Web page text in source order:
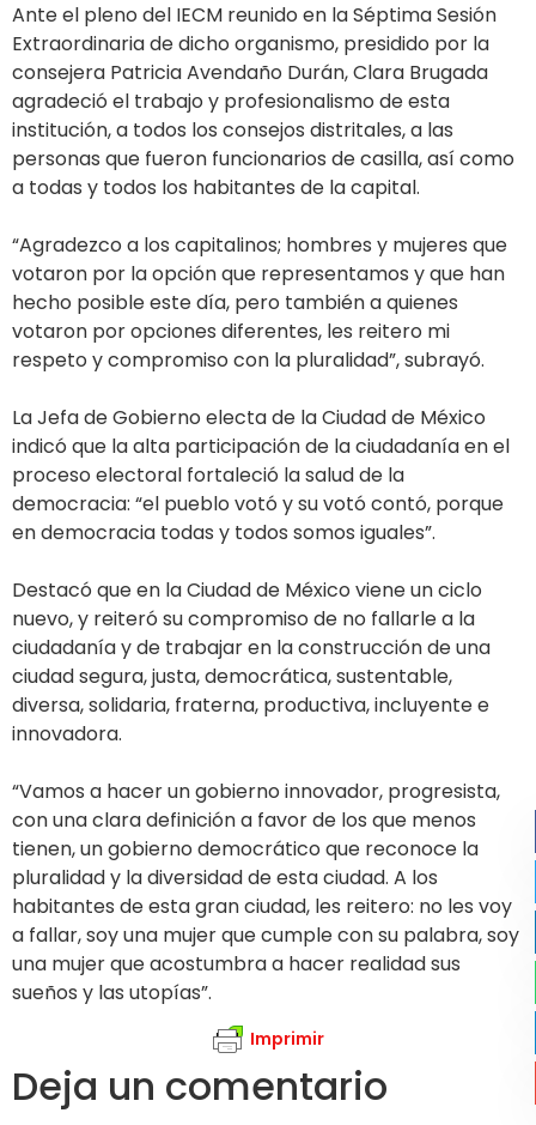
Ante el pleno del IECM reunido en la Séptima Sesión
Extraordinaria de dicho organismo, presidido por la
consejera Patricia Avendaño Durán, Clara Brugada
agradeció el trabajo y profesionalismo de esta
institución, a todos los consejos distritales, a las
personas que fueron funcionarios de casilla, así como
a todas y todos los habitantes de la capital.
“Agradezco a los capitalinos; hombres y mujeres que
votaron por la opción que representamos y que han
hecho posible este día, pero también a quienes
votaron por opciones diferentes, les reitero mi
respeto y compromiso con la pluralidad”, subrayó.
La Jefa de Gobierno electa de la Ciudad de México
indicó que la alta participación de la ciudadanía en el
proceso electoral fortaleció la salud de la
democracia: “el pueblo votó y su votó contó, porque
en democracia todas y todos somos iguales”.
Destacó que en la Ciudad de México viene un ciclo
nuevo, y reiteró su compromiso de no fallarle a la
ciudadanía y de trabajar en la construcción de una
ciudad segura, justa, democrática, sustentable,
diversa, solidaria, fraterna, productiva, incluyente e
innovadora.
“Vamos a hacer un gobierno innovador, progresista,
con una clara definición a favor de los que menos
tienen, un gobierno democrático que reconoce la
pluralidad y la diversidad de esta ciudad. A los
habitantes de esta gran ciudad, les reitero: no les voy
a fallar, soy una mujer que cumple con su palabra, soy
una mujer que acostumbra a hacer realidad sus
sueños y las utopías”.
Imprimir
Deja un comentario